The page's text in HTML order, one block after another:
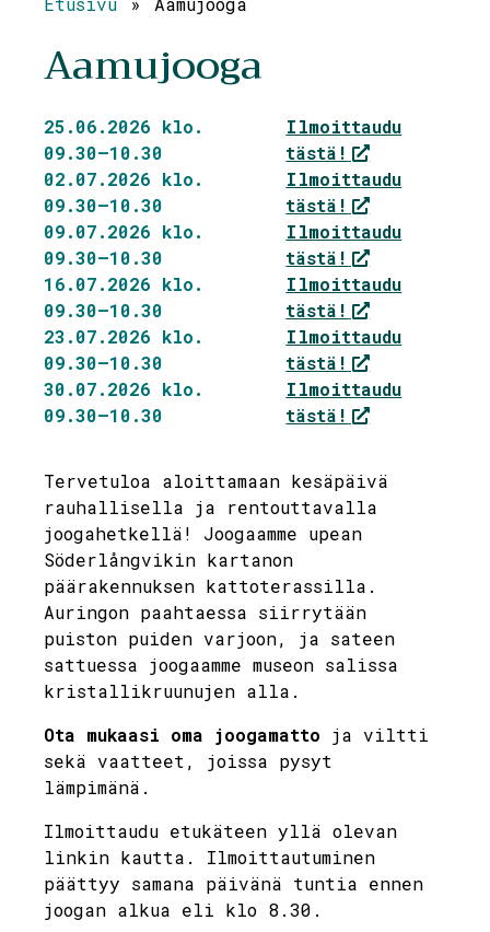
Aamujooga
25.06.2026 klo.
09.30—10.30
Ilmoittaudu
tästä!
02.07.2026 klo.
09.30—10.30
Ilmoittaudu
tästä!
09.07.2026 klo.
09.30—10.30
Ilmoittaudu
tästä!
16.07.2026 klo.
09.30—10.30
Ilmoittaudu
tästä!
23.07.2026 klo.
09.30—10.30
Ilmoittaudu
tästä!
30.07.2026 klo.
09.30—10.30
Ilmoittaudu
tästä!
Tervetuloa aloittamaan kesäpäivä
rauhallisella ja rentouttavalla
joogahetkellä! Joogaamme upean
Söderlångvikin kartanon
päärakennuksen kattoterassilla.
Auringon paahtaessa siirrytään
puiston puiden varjoon, ja sateen
sattuessa joogaamme museon salissa
kristallikruunujen alla.
Ota mukaasi oma joogamatto ja viltti
sekä vaatteet, joissa pysyt
lämpimänä.
Ilmoittaudu etukäteen yllä olevan
linkin kautta. Ilmoittautuminen
päättyy samana päivänä tuntia ennen
joogan alkua eli klo 8.30.